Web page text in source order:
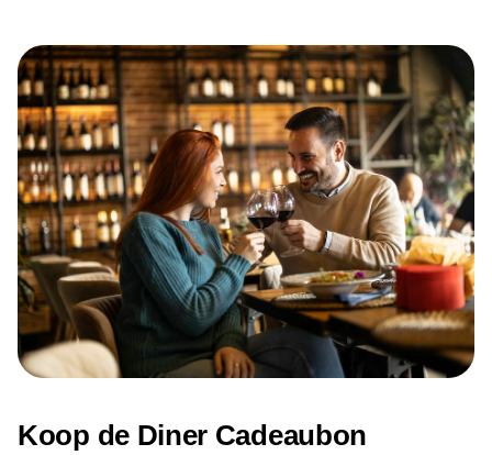
Koop de Diner Cadeaubon